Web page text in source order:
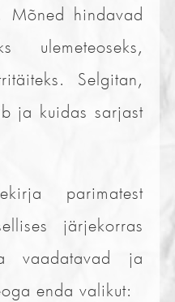
Mõned hindavad
ulemeteoseks,
Selgitan,
ja kuidas sarjast
parimatest
järjekorras
vaadatavad ja
enda valikut: